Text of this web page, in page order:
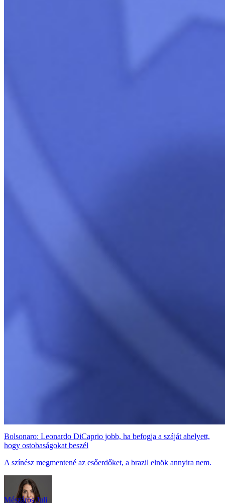
Bolsonaro: Leonardo DiCaprio jobb, ha befogja a száját ahelyett,
hogy ostobaságokat beszél
A színész megmentené az esőerdőket, a brazil elnök annyira nem.
Mészáros Juli